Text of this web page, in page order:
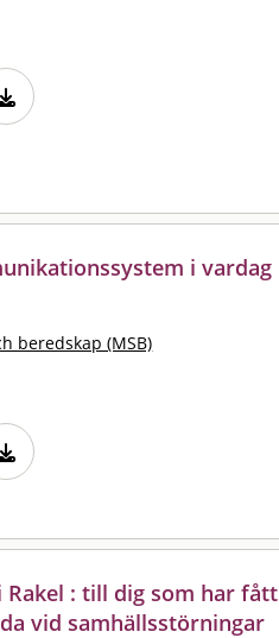
i vardag
beredskap (MSB)
: till dig som har fått
vid samhällsstörningar